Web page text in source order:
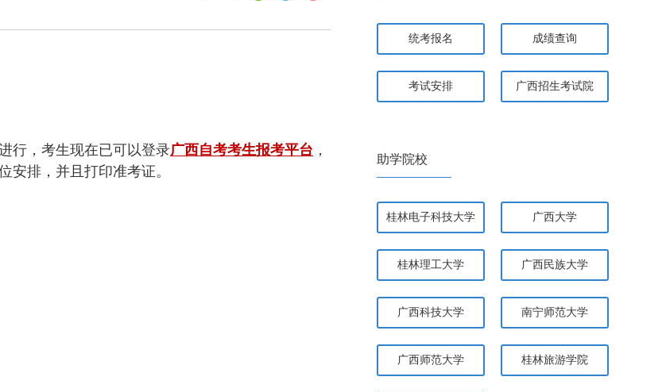
行，考生现在已可以登录广西自考考生报考平台 ，
安排，并且打印准考证。
统考报名 成绩查询
考试安排 广西招生考试院
助学院校
广西大学
桂林电子科技大学
广西民族大学
桂林理工大学
广西科技大学 南宁师范大学
桂林旅游学院
广西师范大学